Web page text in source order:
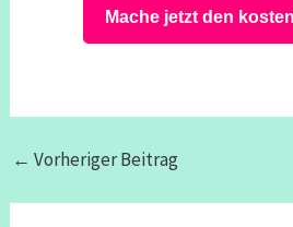
Mache jetzt den
← Vorheriger Beitrag